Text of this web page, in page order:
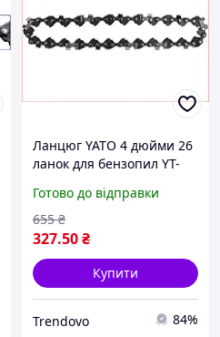
Ланцюг YATO 4 дюйми 26
ланок для бензопил YT-
різання деревини
Готово до відправки
327.50₴
655 ₴
Купити
Trendovo 84%